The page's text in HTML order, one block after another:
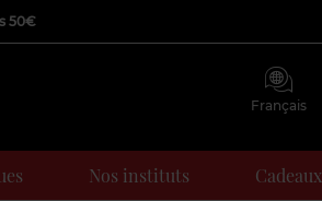
50€
Français
Nos instituts Cadeaux